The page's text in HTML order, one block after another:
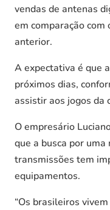
vendas de antenas
em comparação com
anterior.
A expectativa é que
próximos dias,
assistir aos jogos da
O empresário
que a busca por
transmissões tem
equipamentos.
“Os brasileiros